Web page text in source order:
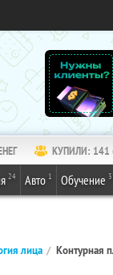
КУПИЛИ: 141
24 Авто 1 Обучение
лица Контурная